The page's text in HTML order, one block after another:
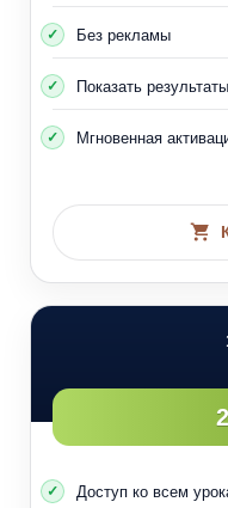
Без рекламы
Показать
Мгновенная
Доступ ко всем